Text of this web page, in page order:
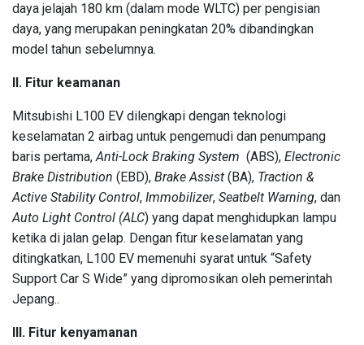
daya jelajah 180 km (dalam mode WLTC) per pengisian
daya, yang merupakan peningkatan 20% dibandingkan
model tahun sebelumnya.
II. Fitur keamanan
Mitsubishi L100 EV dilengkapi dengan teknologi
keselamatan 2 airbag untuk pengemudi dan penumpang
baris pertama,Anti-Lock Braking System (ABS), Electronic
Brake Distribution (EBD), Brake Assist (BA), Traction &
Active Stability Control, Immobilizer, Seatbelt Warning, dan
Auto Light Control (ALC) yang dapat menghidupkan lampu
ketika di jalan gelap. Dengan fitur keselamatan yang
ditingkatkan, L100 EV memenuhi syarat untuk “Safety
Support Car S Wide” yang dipromosikan oleh pemerintah
Jepang..
III. Fitur kenyamanan